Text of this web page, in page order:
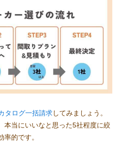
タログ一括請求してみましょう。
本当にいいなと思った5社程度に絞
率的です。